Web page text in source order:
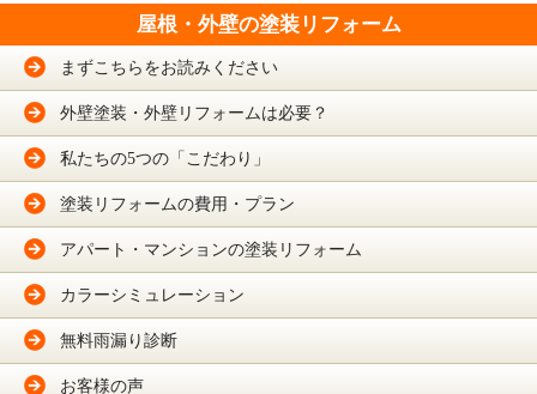
屋根・外壁の塗装リフォーム
まずこちらをお読みください
外壁塗装・外壁リフォームは必要？
私たちの5つの「こだわり」
塗装リフォームの費用・プラン
アパート・マンションの塗装リフォーム
カラーシミュレーション
無料雨漏り診断
お客様の声